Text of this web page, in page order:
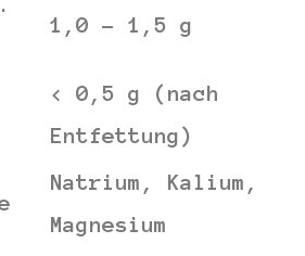
1,0 – 1,5 g
< 0,5 g (nach
Entfettung)
Natrium, Kalium,
Magnesium